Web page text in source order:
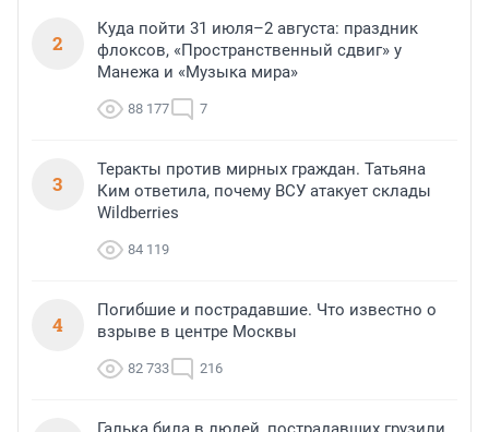
2
Куда пойти 31 июля–2 августа: праздник
флоксов, «Пространственный сдвиг» у
Манежа и «Музыка мира»
88 177 7
3
Теракты против мирных граждан. Татьяна
Ким ответила, почему ВСУ атакует склады
Wildberries
84 119
4
Погибшие и пострадавшие. Что известно о
взрыве в центре Москвы
82 733 216